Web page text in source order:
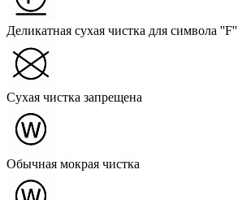
Деликатная сухая чистка для символа ''F''
Сухая чистка запрещена
Обычная мокрая чистка